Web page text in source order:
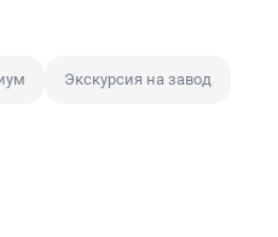
Экскурсия на завод